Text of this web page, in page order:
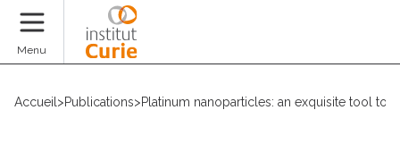
Menu
Accueil >Publications>Platinum nanoparticles: an exquisite tool to